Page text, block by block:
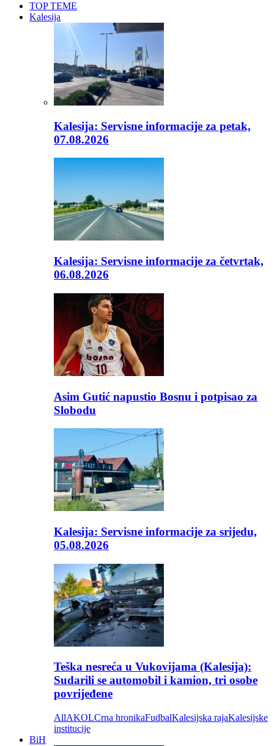
TOP TEME
Kalesija
Kalesija: Servisne informacije za petak,
07.08.2026
Kalesija: Servisne informacije za četvrtak,
06.08.2026
Asim Gutić napustio Bosnu i potpisao za
Slobodu
Kalesija: Servisne informacije za srijedu,
05.08.2026
Teška nesreća u Vukovijama (Kalesija):
Sudarili se automobil i kamion, tri osobe
povrijeđene
AllAKOLCrna hronikaFudbalKalesijska rajaKalesijske
institucije
BiH